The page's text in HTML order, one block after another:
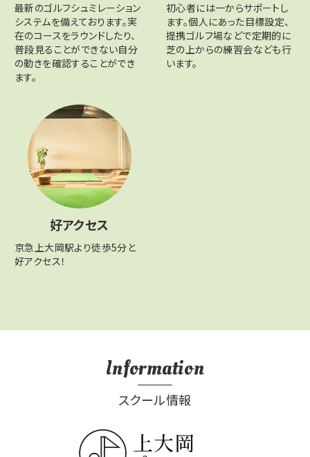
最新のゴルフシュミレーション
システムを備えております。実
在のコースをラウンドしたり、
普段見ることができない自分
の動きを確認することができ
ます。
初心者には一からサポートし
ます。個人にあった目標設定、
提携ゴルフ場などで定期的に
芝の上からの練習会なども行
います。
好アクセス
京急上大岡駅より徒歩5分と
好アクセス！
Information
スクール情報